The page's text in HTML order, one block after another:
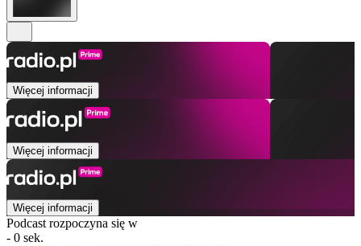
Więcej informacji
Więcej informacji
Więcej informacji
Podcast rozpoczyna się w
- 0 sek.